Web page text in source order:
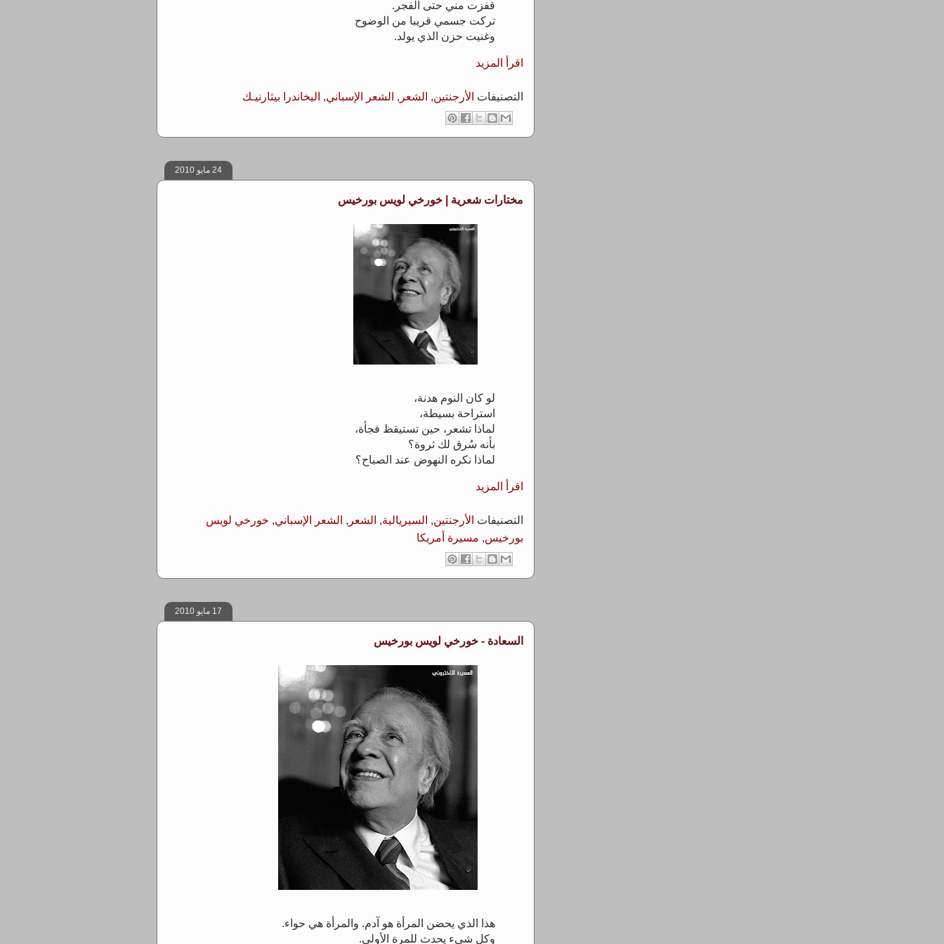
قفزت مني حتى الفجر.
تركت جسمي قريبا من الوضوح
وغنيت حزن الذي يولد.
اقرأ المزيد
التصنيفات الأرجنتين, الشعر , الشعر الإسباني, اليخاندرا بيثارنيـك
24 مايو 2010
مختارات شعرية | خورخي لويس بورخيس
لو كان النوم هدنة،
استراحة بسيطة،
لماذا تشعر، حين تستيقظ فجأة،
بأنه سُرق لك ثروة؟
لماذا نكره النهوض عند الصباح؟
اقرأ المزيد
التصنيفات الأرجنتين, السيريالية, الشعر , الشعر الإسباني, خورخي لويس
بورخيس, مسيرة أمريكا
17 مايو 2010
السعادة - خورخي لويس بورخيس
هذا الذي يحضن المرأة هو آدم. والمرأة هي حواء.
وكل شيء يحدث للمرة الأولى.